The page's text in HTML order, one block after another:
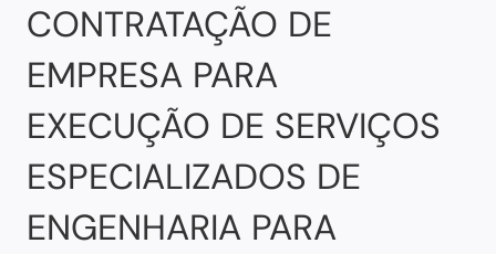
CONTRATAÇÃO DE
EMPRESA PARA
EXECUÇÃO DE SERVIÇOS
ESPECIALIZADOS DE
ENGENHARIA PARA